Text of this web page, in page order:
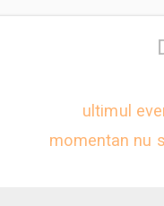
ultimul
momentan nu